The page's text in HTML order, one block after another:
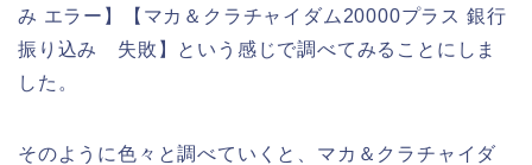
み エラー】【マカ＆クラチャイダム20000プラス 銀行
振り込み 失敗】という感じで調べてみることにしま
した。
そのように色々と調べていくと、マカ＆クラチャイダ